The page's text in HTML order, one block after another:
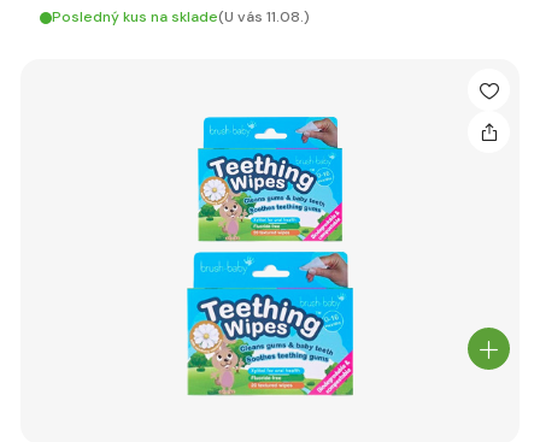
Posledný kus na sklade(U vás 11.08.)